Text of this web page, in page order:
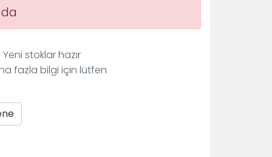
stoklar hazır
fazla bilgi için lütfen